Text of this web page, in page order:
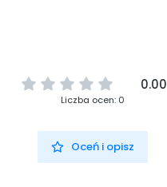
0.00
Liczba ocen: 0
Oceń i opisz